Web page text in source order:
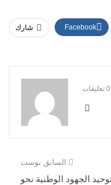
شارك Facebook
0 تعليقات
السابق بوست
الجهود الوطنية نحو